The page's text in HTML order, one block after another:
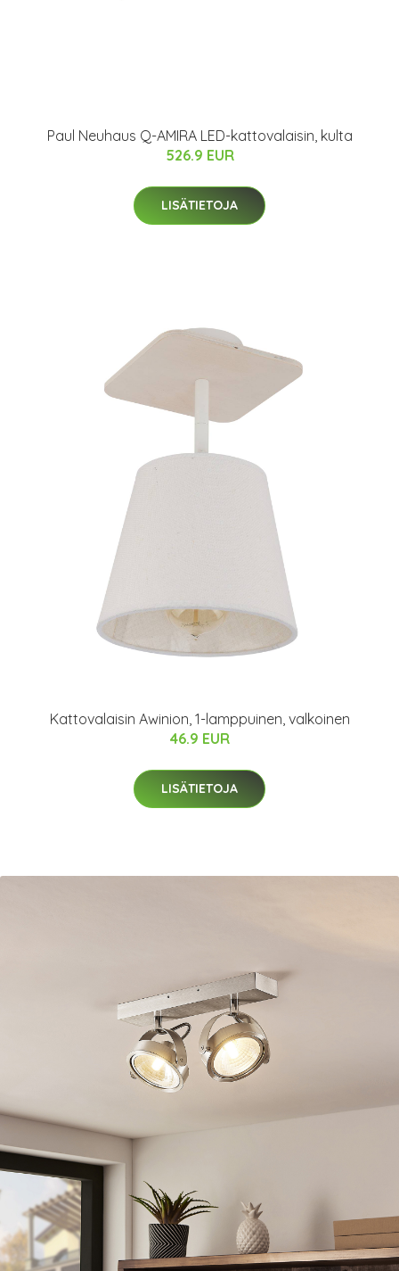
Paul Neuhaus Q-AMIRA LED-kattovalaisin, kulta
526.9 EUR
LISÄTIETOJA
Kattovalaisin Awinion, 1-lamppuinen, valkoinen
46.9 EUR
LISÄTIETOJA